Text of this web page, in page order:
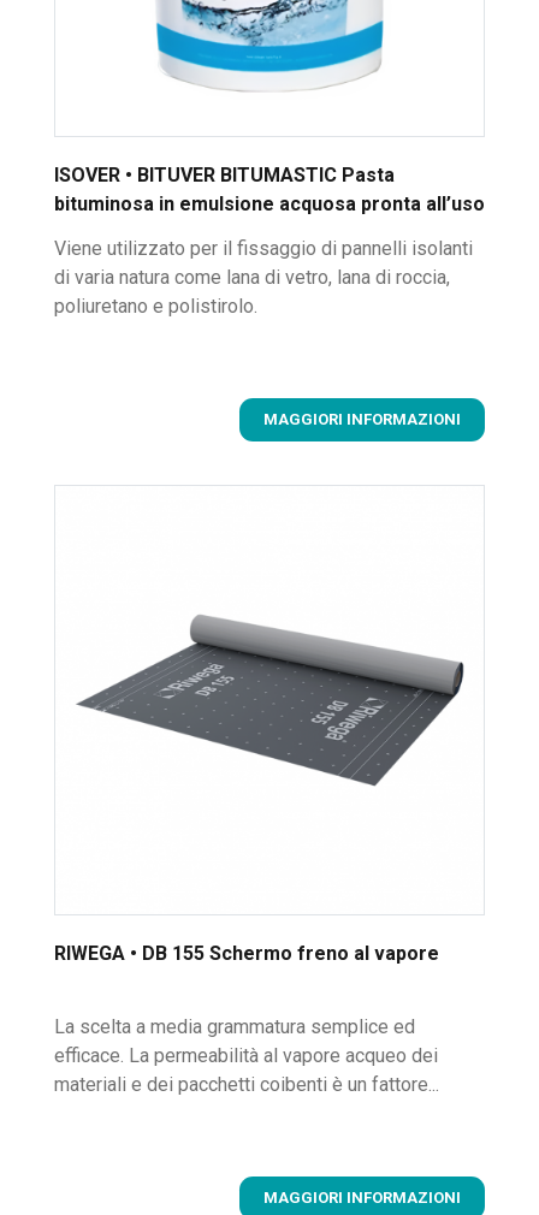
ISOVER • BITUVER BITUMASTIC Pasta
bituminosa in emulsione acquosa pronta all’uso
Viene utilizzato per il fissaggio di pannelli isolanti
di varia natura come lana di vetro, lana di roccia,
poliuretano e polistirolo.
MAGGIORI INFORMAZIONI
RIWEGA • DB 155 Schermo freno al vapore
La scelta a media grammatura semplice ed
efficace. La permeabilità al vapore acqueo dei
materiali e dei pacchetti coibenti è un fattore...
MAGGIORI INFORMAZIONI